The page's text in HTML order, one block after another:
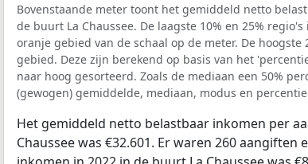
Bovenstaande meter toont het gemiddeld netto
de buurt La Chaussee. De laagste 10% en 25%
oranje gebied van de schaal op de meter. De
gebied. Deze zijn berekend op basis van het
naar hoog gesorteerd. Zoals de mediaan een 50%
(gewogen) gemiddelde, mediaan, modus en
Het gemiddeld netto belastbaar inkomen per
Chaussee was €32.601. Er waren 260